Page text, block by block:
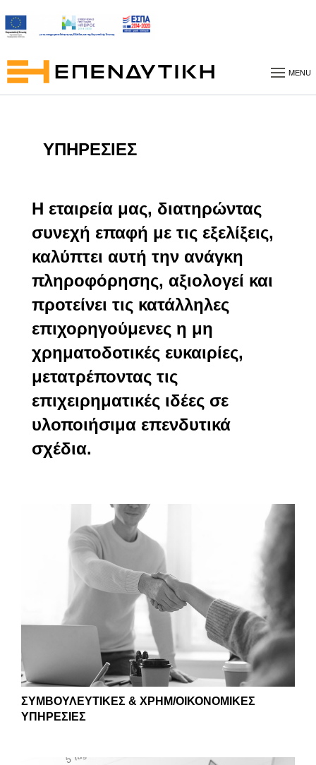
MENU
ΥΠΗΡΕΣΙΕΣ
Η εταιρεία μας, διατηρώντας
συνεχή επαφή με τις εξελίξεις,
καλύπτει αυτή την ανάγκη
πληροφόρησης, αξιολογεί και
προτείνει τις κατάλληλες
επιχορηγούμενες η μη
χρηματοδοτικές ευκαιρίες,
μετατρέποντας τις
επιχειρηματικές ιδέες σε
υλοποιήσιμα επενδυτικά
σχέδια.
ΣΥΜΒΟΥΛΕΥΤΙΚΕΣ & ΧΡΗΜ/ΟΙΚΟΝΟΜΙΚΕΣ
ΥΠΗΡΕΣΙΕΣ
Η ΕΤΑΙΡΕΙΑ
NEA
ΕΡΓΑ
ΕΠΙΚΟΙΝΩΝΙΑ